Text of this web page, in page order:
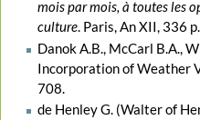
mois par mois, à toutes les
culture. Paris, An XII, 336
Danok A.B., McCarl B.A.,
Incorporation of Weather
708.
de Henley G. (Walter of